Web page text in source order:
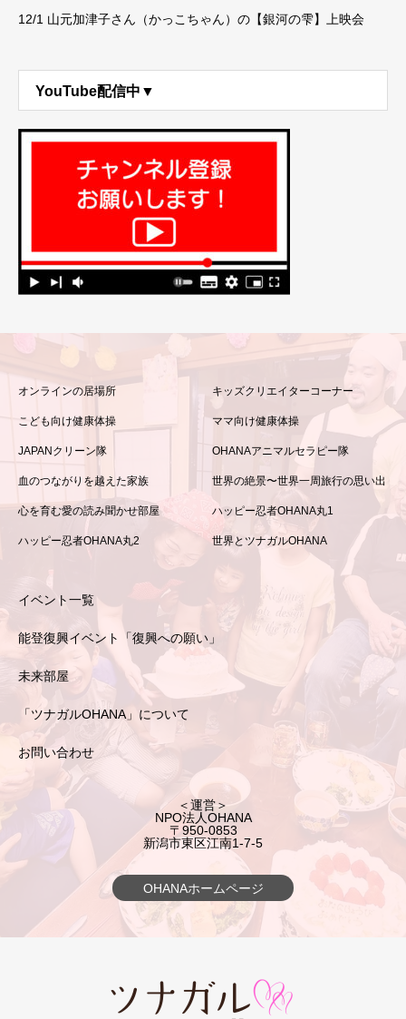
12/1 山元加津子さん（かっこちゃん）の【銀河の雫】上映会
YouTube配信中▼
オンラインの居場所 キッズクリエイターコーナー
こども向け健康体操 ママ向け健康体操
JAPANクリーン隊 OHANAアニマルセラピー隊
血のつながりを越えた家族 世界の絶景〜世界一周旅行の思い出
心を育む愛の読み聞かせ部屋 ハッピー忍者OHANA丸1
ハッピー忍者OHANA丸2 世界とツナガルOHANA
イベント一覧
能登復興イベント「復興への願い」
未来部屋
「ツナガルOHANA」について
お問い合わせ
＜運営＞
NPO法人OHANA
〒950-0853
新潟市東区江南1-7-5
OHANAホームページ